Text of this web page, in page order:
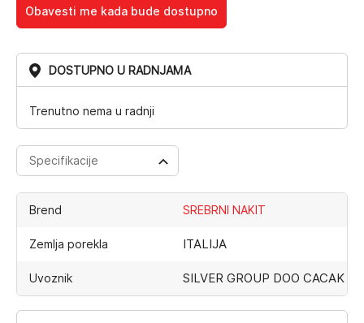
Obavesti me kada bude dostupno
DOSTUPNO U RADNJAMA
Trenutno nema u radnji
Specifikacije
Brend SREBRNI NAKIT
Zemlja porekla ITALIJA
Uvoznik SILVER GROUP DOO CACAK